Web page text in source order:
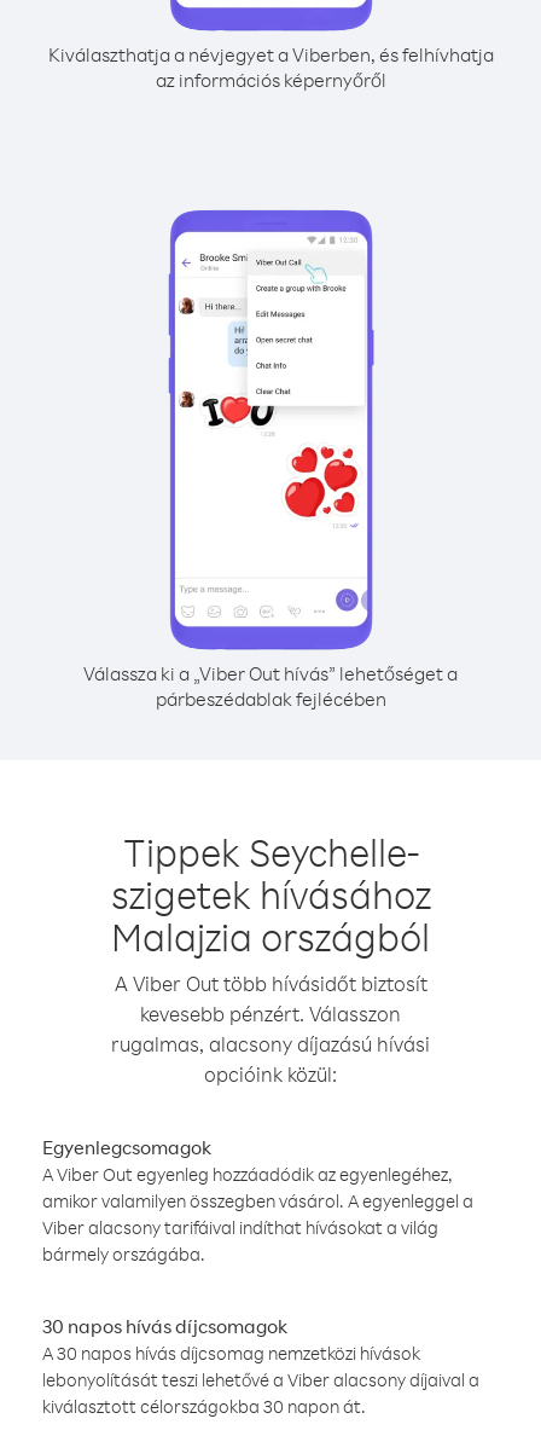
Kiválaszthatja a névjegyet a Viberben, és felhívhatja
az információs képernyőről
Válassza ki a „Viber Out hívás” lehetőséget a
párbeszédablak fejlécében
Tippek Seychelle-
szigetek hívásához
Malajzia országból
A Viber Out több hívásidőt biztosít
kevesebb pénzért. Válasszon
rugalmas, alacsony díjazású hívási
opcióink közül:
Egyenlegcsomagok
A Viber Out egyenleg hozzáadódik az egyenlegéhez,
amikor valamilyen összegben vásárol. A egyenleggel a
Viber alacsony tarifáival indíthat hívásokat a világ
bármely országába.
30 napos hívás díjcsomagok
A 30 napos hívás díjcsomag nemzetközi hívások
lebonyolítását teszi lehetővé a Viber alacsony díjaival a
kiválasztott célországokba 30 napon át.